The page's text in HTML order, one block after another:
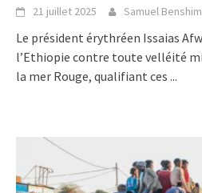
21 juillet 2025 Samuel
Le président érythréen Issaias
l’Ethiopie contre toute velléité
la mer Rouge, qualifiant ces ...